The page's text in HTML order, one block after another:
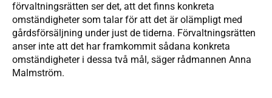
förvaltningsrätten ser det, att det finns konkreta
omständigheter som talar för att det är olämpligt med
gårdsförsäljning under just de tiderna. Förvaltningsrätten
anser inte att det har framkommit sådana konkreta
omständigheter i dessa två mål, säger rådmannen Anna
Malmström.